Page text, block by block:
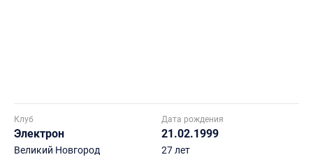
Клуб
Электрон
Великий Новгород
Дата рождения
21.02.1999
27 лет